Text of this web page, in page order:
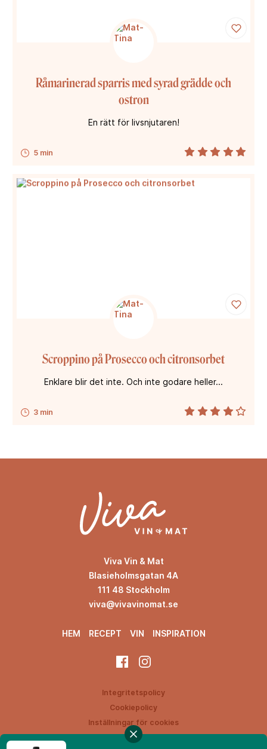
5 min
Råmarinerad sparris med syrad grädde och
ostron
En rätt för livsnjutaren!
3 min
Scroppino på Prosecco och citronsorbet
Enklare blir det inte. Och inte godare heller...
Viva Vin & Mat
Blasieholmsgatan 4A
111 48 Stockholm
viva@vivavinomat.se
HEM RECEPT VIN INSPIRATION
Integritetspolicy
Cookiepolicy
Inställningar för cookies